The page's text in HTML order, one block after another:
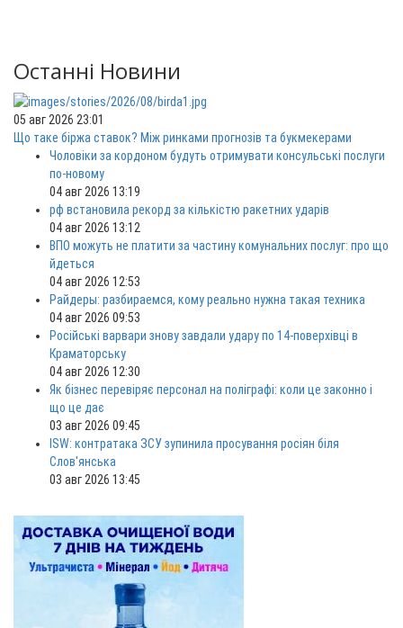
Останні Новини
05 авг 2026 23:01
Що таке біржа ставок? Між ринками прогнозів та букмекерами
Чоловіки за кордоном будуть отримувати консульські послуги
по-новому
04 авг 2026 13:19
рф встановила рекорд за кількістю ракетних ударів
04 авг 2026 13:12
ВПО можуть не платити за частину комунальних послуг: про що
йдеться
04 авг 2026 12:53
Райдеры: разбираемся, кому реально нужна такая техника
04 авг 2026 09:53
Російські варвари знову завдали удару по 14-поверхівці в
Краматорську
04 авг 2026 12:30
Як бізнес перевіряє персонал на поліграфі: коли це законно і
що це дає
03 авг 2026 09:45
ISW: контратака ЗСУ зупинила просування росіян біля
Слов'янська
03 авг 2026 13:45